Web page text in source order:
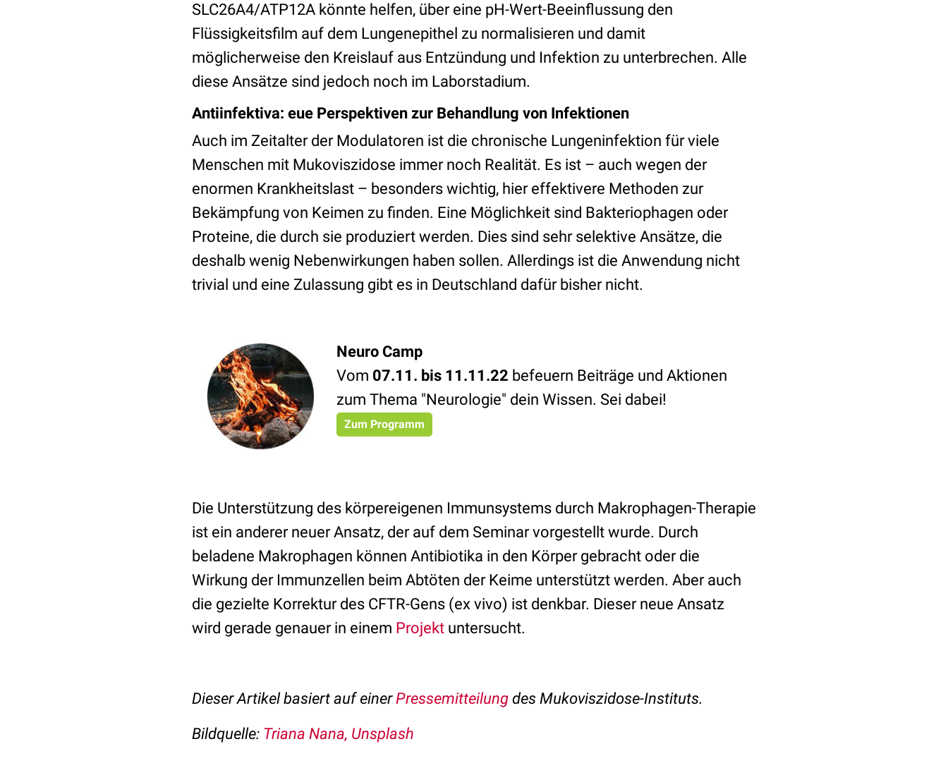
SLC26A4/ATP12A könnte helfen, über eine pH-Wert-Beeinflussung den
Flüssigkeitsfilm auf dem Lungenepithel zu normalisieren und damit
möglicherweise den Kreislauf aus Entzündung und Infektion zu unterbrechen. Alle
diese Ansätze sind jedoch noch im Laborstadium.
Antiinfektiva: eue Perspektiven zur Behandlung von Infektionen
Auch im Zeitalter der Modulatoren ist die chronische Lungeninfektion für viele
Menschen mit Mukoviszidose immer noch Realität. Es ist – auch wegen der
enormen Krankheitslast – besonders wichtig, hier effektivere Methoden zur
Bekämpfung von Keimen zu finden. Eine Möglichkeit sind Bakteriophagen oder
Proteine, die durch sie produziert werden. Dies sind sehr selektive Ansätze, die
deshalb wenig Nebenwirkungen haben sollen. Allerdings ist die Anwendung nicht
trivial und eine Zulassung gibt es in Deutschland dafür bisher nicht.
Neuro Camp
Vom 07.11. bis 11.11.22 befeuern Beiträge und Aktionen
zum Thema "Neurologie" dein Wissen. Sei dabei!
Zum Programm
Die Unterstützung des körpereigenen Immunsystems durch Makrophagen-Therapie
ist ein anderer neuer Ansatz, der auf dem Seminar vorgestellt wurde. Durch
beladene Makrophagen können Antibiotika in den Körper gebracht oder die
Wirkung der Immunzellen beim Abtöten der Keime unterstützt werden. Aber auch
die gezielte Korrektur des CFTR-Gens (ex vivo) ist denkbar. Dieser neue Ansatz
wird gerade genauer in einem Projekt untersucht.
Dieser Artikel basiert auf einerPressemitteilung des Mukoviszidose-Instituts.
Bildquelle: Triana Nana, Unsplash